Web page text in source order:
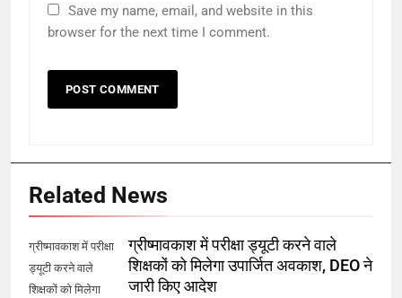
Save my name, email, and website in this
browser for the next time I comment.
Related News
ग्रीष्मावकाश में परीक्षा
ड्यूटी करने वाले
शिक्षकों को मिलेगा
ग्रीष्मावकाश में परीक्षा ड्यूटी करने वाले
शिक्षकों को मिलेगा उपार्जित अवकाश, DEO ने
जारी किए आदेश